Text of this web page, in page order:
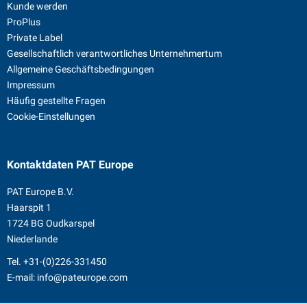
Kunde werden
ProPlus
Private Label
Gesellschaftlich verantwortliches Unternehmertum
Allgemeine Geschäftsbedingungen
Impressum
Häufig gestellte Fragen
Cookie-Einstellungen
Kontaktdaten PAT Europe
PAT Europe B.V.
Haarspit 1
1724 BG Oudkarspel
Niederlande
Tel. +31-(0)226-331450
E-mail: info@pateurope.com